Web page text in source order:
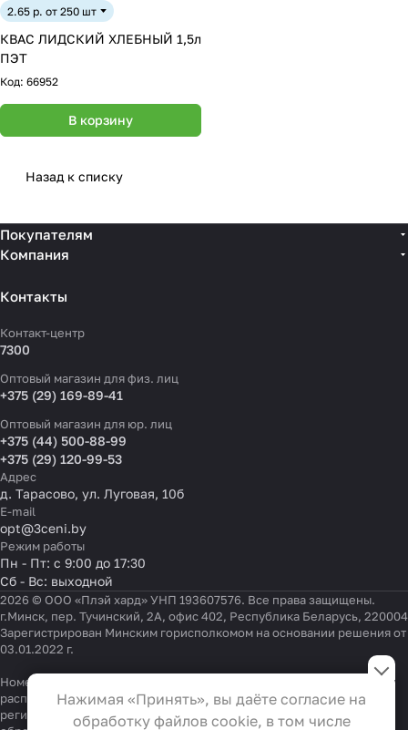
2.65 р. от 250 шт
КВАС ЛИДСКИЙ ХЛЕБНЫЙ 1,5л
ПЭТ
Код: 66952
В корзину
Назад к списку
Покупателям
Компания
Контакты
Контакт-центр
7300
Оптовый магазин для физ. лиц
+375 (29) 169-89-41
Оптовый магазин для юр. лиц
+375 (44) 500-88-99
+375 (29) 120-99-53
Адрес
д. Тарасово, ул. Луговая, 10б
E-mail
opt@3ceni.by
Режим работы
Пн - Пт: с 9:00 до 17:30
Сб - Вс: выходной
2026 © ООО «Плэй хард» УНП 193607576. Все права защищены.
г.Минск, пер. Тучинский, 2А, офис 402, Республика Беларусь, 220004
Зарегистрирован Минским горисполкомом на основании решения от
03.01.2022 г.
Номер телефона работников местных исполнительных и
распорядительных органов по месту государственной
регистрации ООО «Плэй хард», уполномоченных рассматривать
Настройки файлов cookie
Функциональные
Эти файлы необходимы для
Нажимая «Принять», вы даёте согласие на
обработку файлов cookie, в том числе